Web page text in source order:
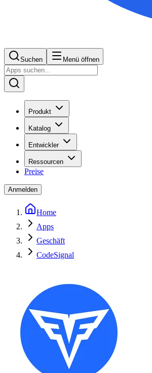
Suchen Menü öffnen
Produkt
Katalog
Entwickler
Ressourcen
Preise
Anmelden
Home
Apps
Geschäft
CodeSignal